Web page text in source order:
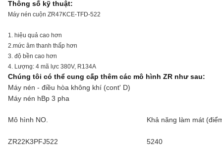
Thông số kỹ thuật:
Máy nén cuộn ZR47KCE-TFD-522
1. hiệu quả cao hơn
2.mức âm thanh thấp hơn
3. độ bền cao hơn
4. Lượng: 4 mã lực 380V, R134A
Chúng tôi có thể cung cấp thêm các mô hình ZR như sau:
Máy nén - điều hòa không khí (cont' D)
Máy nén hBp 3 pha
Mô hình NO. Khả năng làm mát
ZR22K3PFJ522
5240